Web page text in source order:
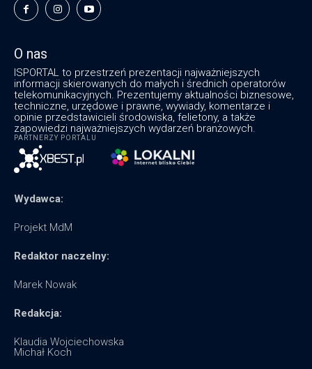
O nas
ISPORTAL to przestrzeń prezentacji najważniejszych
informacji skierowanych do małych i średnich operatorów
telekomunikacyjnych. Prezentujemy aktualności biznesowe,
techniczne, urzędowe i prawne, wywiady, komentarze i
opinie przedstawicieli środowiska, felietony, a także
zapowiedzi najważniejszych wydarzeń branżowych.
PARTNERZY PORTALU
Wydawca:
Projekt MdM
Redaktor naczelny:
Marek Nowak
Redakcja:
Klaudia Wojciechowska
Michał Koch